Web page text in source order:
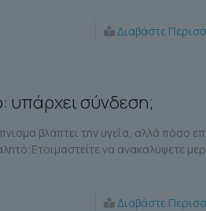
Διαβάστε
υπάρχει σύνδεση;
βλάπτει την υγεία, αλλά πόσο
να ανακαλύψετε
Διαβάστε